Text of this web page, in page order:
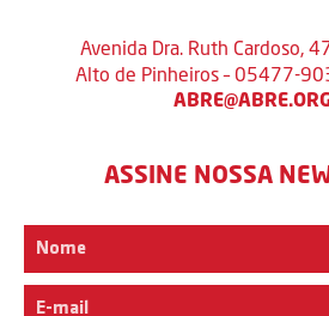
Avenida Dra. Ruth Cardoso,
Alto de Pinheiros – 05477-
ASSINE NOSSA